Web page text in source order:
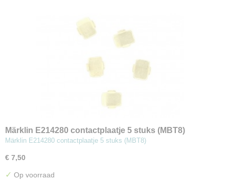
Märklin E214280 contactplaatje 5 stuks (MBT8)
Märklin E214280 contactplaatje 5 stuks (MBT8)
€ 7,50
✓ Op voorraad